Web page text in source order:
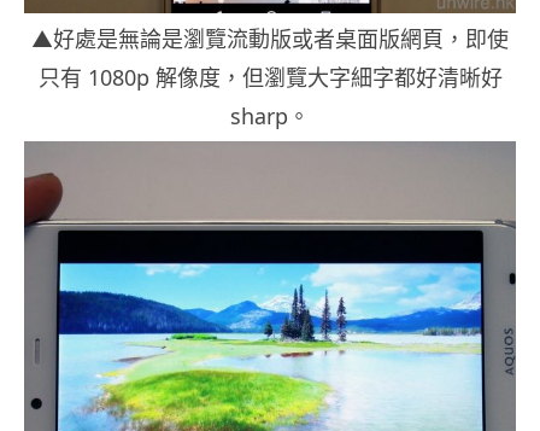
▲好處是無論是瀏覽流動版或者桌面版網頁，即使
只有 1080p 解像度，但瀏覽大字細字都好清晰好
sharp。